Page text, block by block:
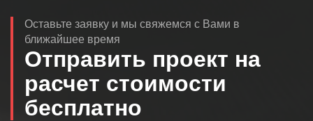
Оставьте заявку и мы свяжемся с Вами в
ближайшее время
Отправить проект на
расчет стоимости
бесплатно